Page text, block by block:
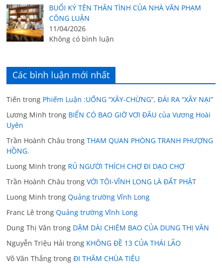
BUỔI KÝ TÊN THÂN TÌNH CỦA NHÀ VĂN PHẠM
CÔNG LUẬN
11/04/2026
Không có bình luận
Các bình luận mới nhất
Tiến trong Phiếm Luận :UỐNG “XÂY-CHỪNG”, ĐÁI RA “XÂY NẠI”
Lương Minh trong BIỂN CÓ BAO GIỜ VƠI ĐÂU của Vương Hoài
Uyên
Trần Hoành Châu trongTHAM QUAN PHÒNG TRANH PHƯỢNG
HỒNG.
Luong Minh trong RỦ NGƯỜI THÍCH CHỢ ĐI DẠO CHỢ
Trần Hoành Châu trongVỚI TÔI-VĨNH LONG LÀ ĐẤT PHẬT
Luong Minh trongQuảng trường Vĩnh Long
Franc Lê trongQuảng trường Vĩnh Long
Dung Thị Vân trong DẶM DÀI CHIÊM BAO CỦA DUNG THỊ VÂN
Nguyễn Triệu Hải trong KHÔNG ĐỀ 13 CỦA THÁI LÃO
Võ Văn Thắng trongĐI THĂM CHÙA TIÊU